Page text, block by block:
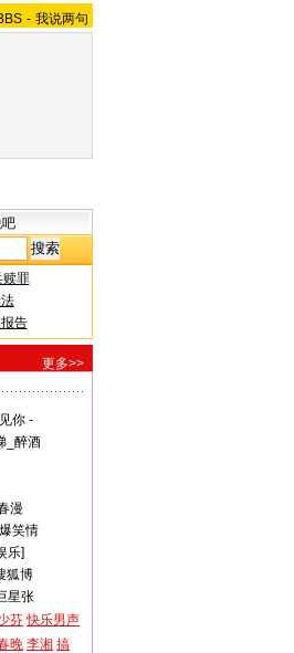
- 我说两句
赎罪
告
更多>>
你 -
_醉酒
漫
笑情
乐]
狐博
星张
芬 快乐男声
晚 李湘 搞